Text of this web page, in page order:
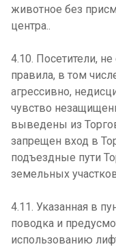
животное без
центра..
4.10. Посетители,
правила, в том
агрессивно,
чувство
выведены из
запрещен вход в
подъездные пути
земельных
4.11. Указанная в
поводка и
использованию